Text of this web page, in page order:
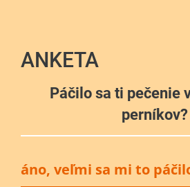
ANKETA
Páčilo sa ti pečenie
perníkov?
áno, veľmi sa mi to